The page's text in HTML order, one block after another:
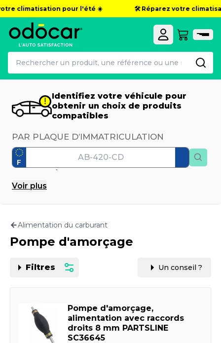
climatisation pour l'été ☀️ 🛠️ Réparez votre
Identifiez votre véhicule pour
obtenir un choix de produits
compatibles
PAR PLAQUE D’IMMATRICULATION
F
Motorisation
Voir plus
Alimentation du carburant
Pompe d'amorçage
Filtres Un conseil ?
Pompe d'amorçage,
alimentation avec raccords
droits 8 mm PARTSLINE
SC36645